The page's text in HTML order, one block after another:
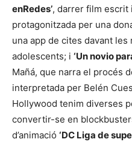
enRedes’, darrer film escrit
protagonitzada per una
una app de cites davant
adolescents; i ‘Un novio
Mañá, que narra el procés
interpretada per Belén
Hollywood tenim diverses
convertir-se en
d’animació ‘DC Liga de